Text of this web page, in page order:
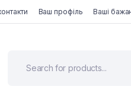
Ваш профіль Ваші